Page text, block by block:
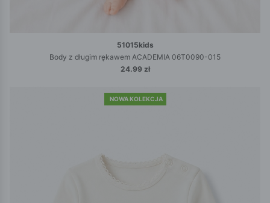
51015kids
Body z długim rękawem ACADEMIA 06T0090-015
24.99 zł
NOWA KOLEKCJA